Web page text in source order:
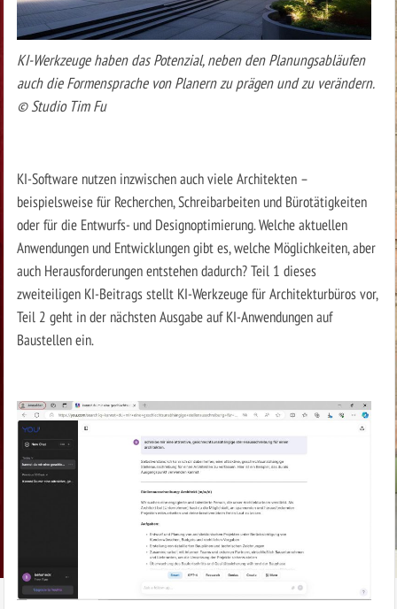
KI-Werkzeuge haben das Potenzial, neben den Planungsabläufen
auch die Formensprache von Planern zu prägen und zu verändern.
© Studio Tim Fu
KI-Software nutzen inzwischen auch viele Architekten –
beispielsweise für Recherchen, Schreibarbeiten und Bürotätigkeiten
oder für die Entwurfs- und Designoptimierung. Welche aktuellen
Anwendungen und Entwicklungen gibt es, welche Möglichkeiten, aber
auch Herausforderungen entstehen dadurch? Teil 1 dieses
zweiteiligen KI-Beitrags stellt KI-Werkzeuge für Architekturbüros vor,
Teil 2 geht in der nächsten Ausgabe auf KI-Anwendungen auf
Baustellen ein.